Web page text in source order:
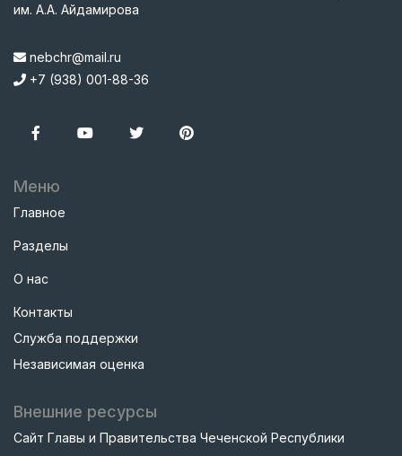
им. А.А. Айдамирова
nebchr@mail.ru
+7 (938) 001-88-36
Меню
Главное
Разделы
О нас
Контакты
Служба поддержки
Независимая оценка
Внешние ресурсы
Сайт Главы и Правительства Чеченской Республики